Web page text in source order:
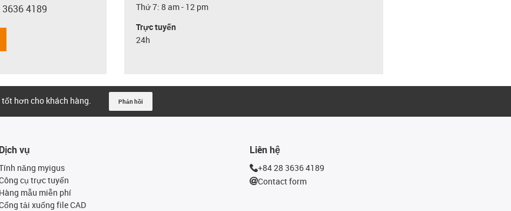
4189
Thứ 7: 8 am - 12 pm
Trực tuyến
24h
hơn cho khách hàng. Phản hồi
Dịch vụ
năng myigus
cụ trực tuyến
Hàng mẫu miễn phí
tải xuống file CAD
Liên hệ
+84 28 3636 4189
Contact form